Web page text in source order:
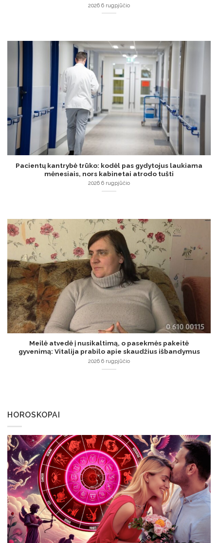
2026 6 rugpjūčio
Pacientų kantrybė trūko: kodėl pas gydytojus laukiama
mėnesiais, nors kabinetai atrodo tušti
2026 6 rugpjūčio
Meilė atvedė į nusikaltimą, o pasekmės pakeitė
gyvenimą: Vitalija prabilo apie skaudžius išbandymus
2026 6 rugpjūčio
HOROSKOPAI